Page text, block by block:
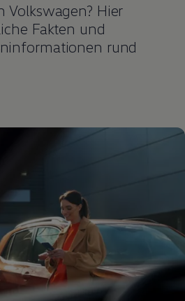
Volkswagen? Hier
Fakten und
rund